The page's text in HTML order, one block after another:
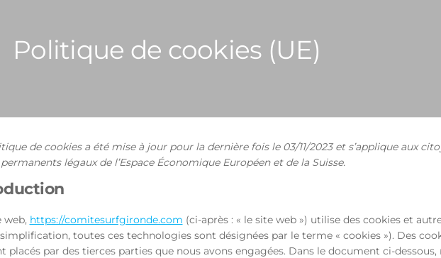
Politique de cookies (UE)
de cookies a été mise à jour pour la dernière fois le 03/11/2023 et s’applique aux
légaux de l’Espace Économique Européen et de la Suisse.
web, https://comitesurfgironde.com (ci-après : « le site web ») utilise des cookies et
toutes ces technologies sont désignées par le terme « cookies »). Des
placés par des tierces parties que nous avons engagées. Dans le document ci-dessous,